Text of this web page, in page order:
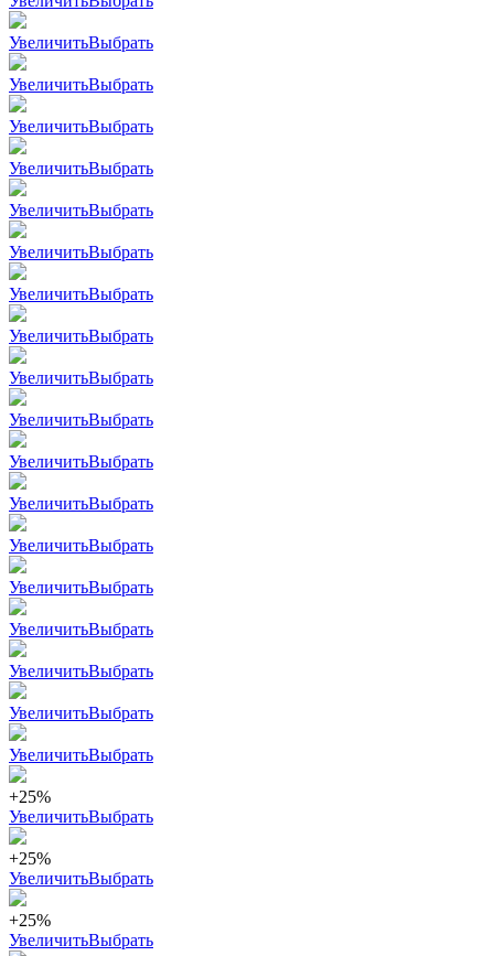
УвеличитьВыбрать
УвеличитьВыбрать
УвеличитьВыбрать
УвеличитьВыбрать
УвеличитьВыбрать
УвеличитьВыбрать
УвеличитьВыбрать
УвеличитьВыбрать
УвеличитьВыбрать
УвеличитьВыбрать
УвеличитьВыбрать
УвеличитьВыбрать
УвеличитьВыбрать
УвеличитьВыбрать
УвеличитьВыбрать
УвеличитьВыбрать
УвеличитьВыбрать
УвеличитьВыбрать
+25%
УвеличитьВыбрать
+25%
УвеличитьВыбрать
+25%
УвеличитьВыбрать